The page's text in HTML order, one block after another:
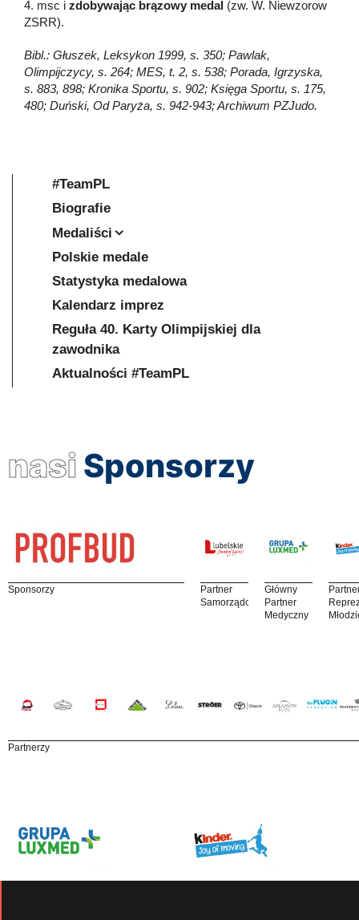
4. msc i zdobywając brązowy medal (zw. W. Niewzorow
ZSRR).
Bibl.: Głuszek, Leksykon 1999, s. 350; Pawlak,
Olimpijczycy, s. 264; MES, t. 2, s. 538; Porada, Igrzyska,
s. 883, 898; Kronika Sportu, s. 902; Księga Sportu, s. 175,
480; Duński, Od Paryża, s. 942-943; Archiwum PZJudo.
#TeamPL
Biografie
Medaliści
Polskie medale
Statystyka medalowa
Kalendarz imprez
Reguła 40. Karty Olimpijskiej dla
zawodnika
Aktualności #TeamPL
nasi Sponsorzy
Sponsorzy
Partner
Samorządowy
Główny
Partner
Medyczny
Partnerzy